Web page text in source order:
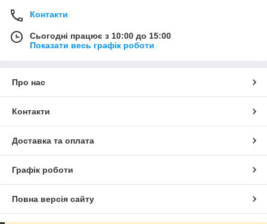
Контакти
Сьогодні працює з 10:00 до 15:00
Показати весь графік роботи
Про нас
Контакти
Доставка та оплата
Графік роботи
Повна версія сайту